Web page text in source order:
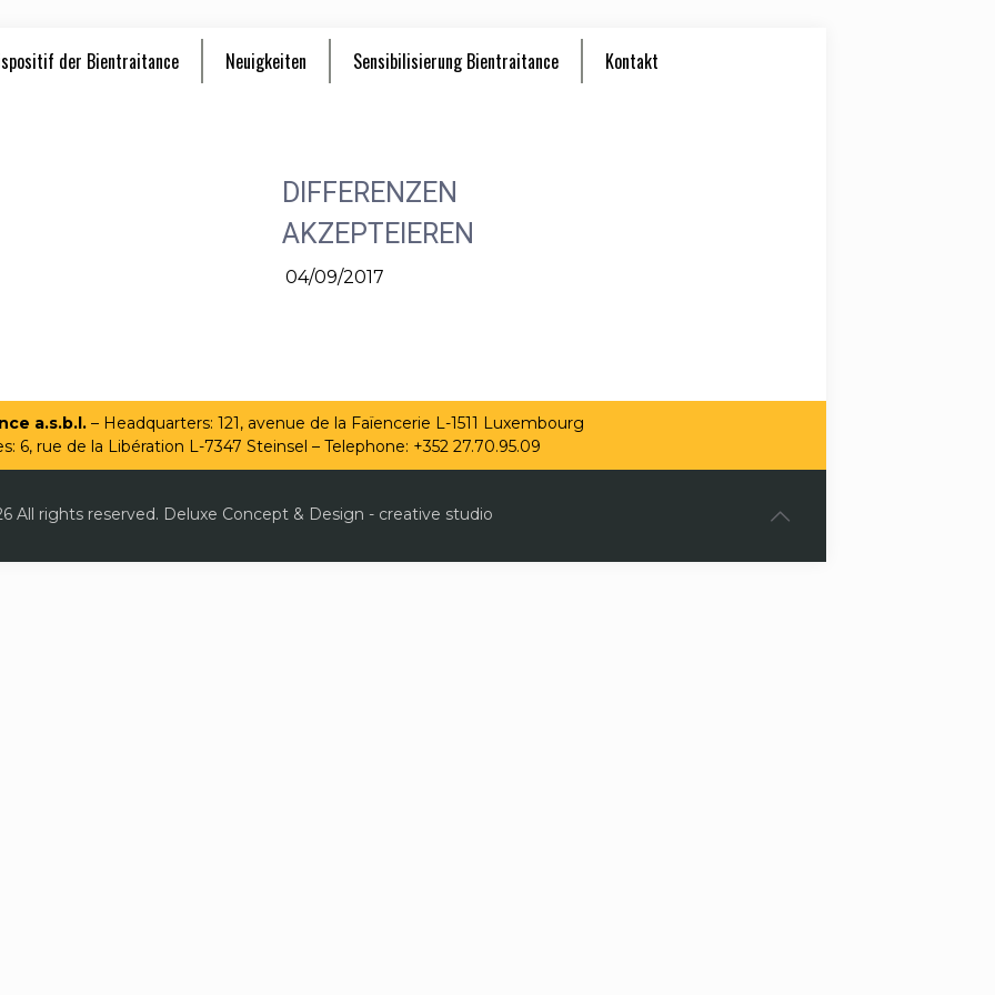
der Bientraitance Neuigkeiten Sensibilisierung Bientraitance Kontakt
DIFFERENZEN
AKZEPTEIEREN
04/09/2017
a.s.b.l. – Headquarters: 121, avenue de la Faïencerie L-1511 Luxembourg
6, rue de la Libération L-7347 Steinsel – Telephone: +352 27.70.95.09
All rights reserved. Deluxe Concept & Design - creative studio